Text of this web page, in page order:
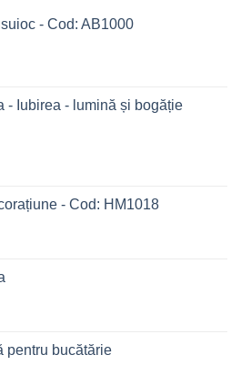
- Cod: AB1000
- Iubirea - lumină și bogăție
- Cod: HM1018
pentru bucătărie